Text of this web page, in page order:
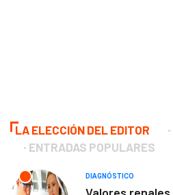
LA ELECCIÓN DEL EDITOR
ENTRADAS POPULARES
DIAGNÓSTICO